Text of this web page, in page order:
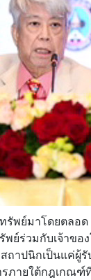
พย์มาโดยตลอ
ย์ร่วมกับเจ้าขอ
าปนิกเป็นแค่ผู้รั
ภายใต้กฎเกณ